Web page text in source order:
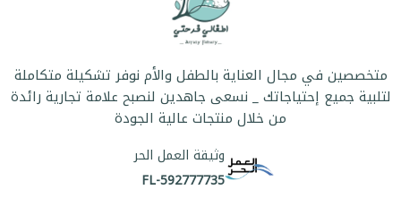
متخصصين في مجال العناية بالطفل والأم نوفر تشكيلة متكاملة
لتلبية جميع إحتياجاتك _ نسعى جاهدين لنصبح علامة تجارية رائدة
من خلال منتجات عالية الجودة
وثيقة العمل الحر
FL-592777735